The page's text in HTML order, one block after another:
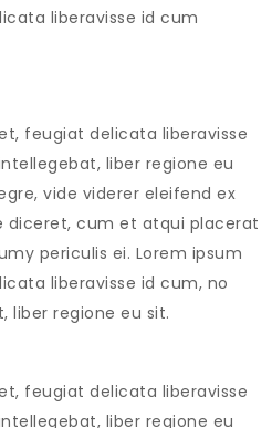
liberavisse id cum
feugiat delicata liberavisse
liber regione eu
vide viderer eleifend ex
diceret, cum et atqui placerat
periculis ei. Lorem ipsum
liberavisse id cum, no
liber regione eu sit.
feugiat delicata liberavisse
liber regione eu